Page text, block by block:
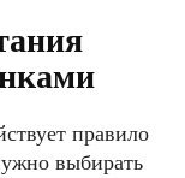
правило
выбирать